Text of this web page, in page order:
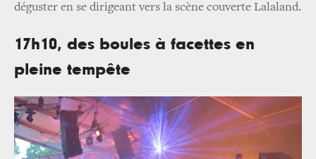
déguster en se dirigeant vers la scène couverte Lalaland.
17h10, des boules à facettes en
pleine tempête